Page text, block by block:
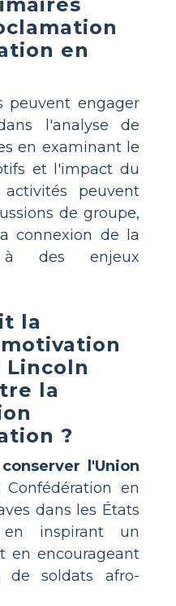
en
peuvent engager
l'analyse de
en examinant le
et l'impact du
peuvent
de groupe,
connexion de la
à des enjeux
la
Lincoln
la
?
conserver l'Union
en
dans les États
inspirant un
en encourageant
de soldats afro-